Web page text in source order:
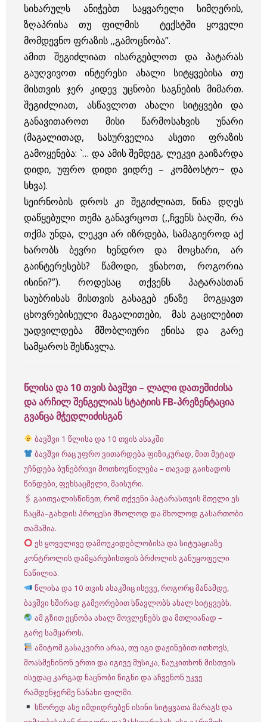
სიხარულს ანიჭებთ საყვარელი სიმღერის,
ზღაპრისა თუ ფილმის ტექსტში ყოველი
მომდევნო ფრაზის ,,გამოცნობა”.
ამით შეგიძლიათ ისარგებლოთ და პატარას
გაუღვივოთ ინტერესი ახალი სიტყვებისა თუ
მისთვის ჯერ კიდევ უცნობი საგნების მიმართ.
შეგიძლიათ, ასწავლოთ ახალი სიტყვები და
განავითაროთ მისი წარმოსახვის უნარი
(მაგალითად, სასურველია ასეთი ფრაზის
გამოყენება: `… და ამის შემდეგ, ლეკვი გაიზარდა
დიდი, უფრო დიდი ვიდრე – კომბოსტო~ და
სხვა).
სეირნობის დროს კი შეგიძლიათ, წინა დღეს
დაწყებული თემა განავრცოთ (,,ჩვენს ბაღში, რა
თქმა უნდა, ლეკვი არ იზრდება, სამაგიეროდ აქ
ხარობს ბევრი ხენდრო და მოცხარი, არ
გაინტერესებს? წამოდი, ვნახოთ, როგორია
ისინი?”). როდესაც თქვენს პატარასთან
საუბრისას მისთვის გასაგებ ენაზე მოგყავთ
ცხოვრებისეული მაგალითები, მას გაცილებით
უადვილდება მშობლიური ენისა და გარე
სამყაროს შესწავლა.
წლისა და 10 თვის ბავშვი– ლალი დათეშიძისა
და არჩილ შენგელიას სტატიის FB-პრეზენტაცია
გვანცა მჭედლიძისგან
ბავშვი 1 წლისა და 10 თვის ასაკში
ბავშვი რაც უფრო ვითარდება ფიზიკურად, მით მეტად
უჩნდება ბუნებრივი მოთხოვნილება – თავად გაიხადოს
წინდები, ფეხსაცმელი, მაისური.
🖇 გაითვალისწინეთ, რომ თქვენი პატარასთვის მთელი ეს
ჩაცმა–გახდის პროცესი მხოლოდ და მხოლოდ გასართობი
თამაშია.
ეს ყოველივე დამოუკიდებლობისა და სიტუაციაზე
კონტროლის დამყარებისთვის ბრძოლის განუყოფელი
ნაწილია.
წლისა და 10 თვის ასაკშიც ისევე, როგორც მანამდე,
ბავშვი ხშირად გამეორებით სწავლობს ახალ სიტყვებს.
ამ გზით ეცნობა ახალ მოვლენებს და მთლიანად –
გარე სამყაროს.
ამიტომ გასაკვირი არაა, თუ იგი დაჟინებით ითხოვს,
მოასმენინონ ერთი და იგივე მუსიკა, წაუკითხონ მისთვის
ისედაც კარგად ნაცნობი წიგნი და აჩვენონ უკვე
რამდენჯერმე ნანახი ფილმი.
სწორედ ასე იმდიდრებენ ისინი სიტყვათა მარაგს და